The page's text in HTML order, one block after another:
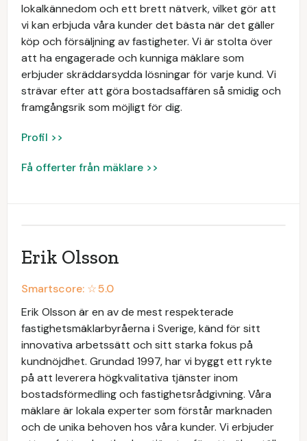
lokalkännedom och ett brett nätverk, vilket gör att
vi kan erbjuda våra kunder det bästa när det gäller
köp och försäljning av fastigheter. Vi är stolta över
att ha engagerade och kunniga mäklare som
erbjuder skräddarsydda lösningar för varje kund. Vi
strävar efter att göra bostadsaffären så smidig och
framgångsrik som möjligt för dig.
Profil >>
Få offerter från mäklare >>
Erik Olsson
Smartscore: ☆5.0
Erik Olsson är en av de mest respekterade
fastighetsmäklarbyråerna i Sverige, känd för sitt
innovativa arbetssätt och sitt starka fokus på
kundnöjdhet. Grundad 1997, har vi byggt ett rykte
på att leverera högkvalitativa tjänster inom
bostadsförmedling och fastighetsrådgivning. Våra
mäklare är lokala experter som förstår marknaden
och de unika behoven hos våra kunder. Vi erbjuder